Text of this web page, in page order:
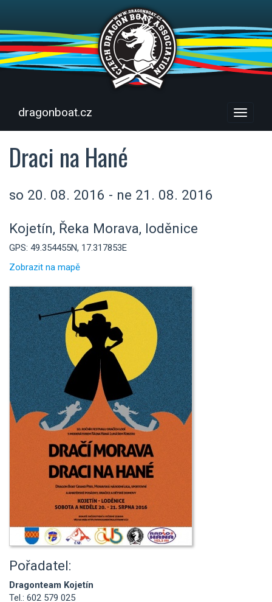
Menu
dragonboat.cz
Draci na Hané
so 20. 08. 2016 - ne 21. 08. 2016
Kojetín, Řeka Morava, loděnice
GPS: 49.354455N, 17.317853E
Zobrazit na mapě
Pořadatel:
Dragonteam Kojetín
Tel.: 602 579 025